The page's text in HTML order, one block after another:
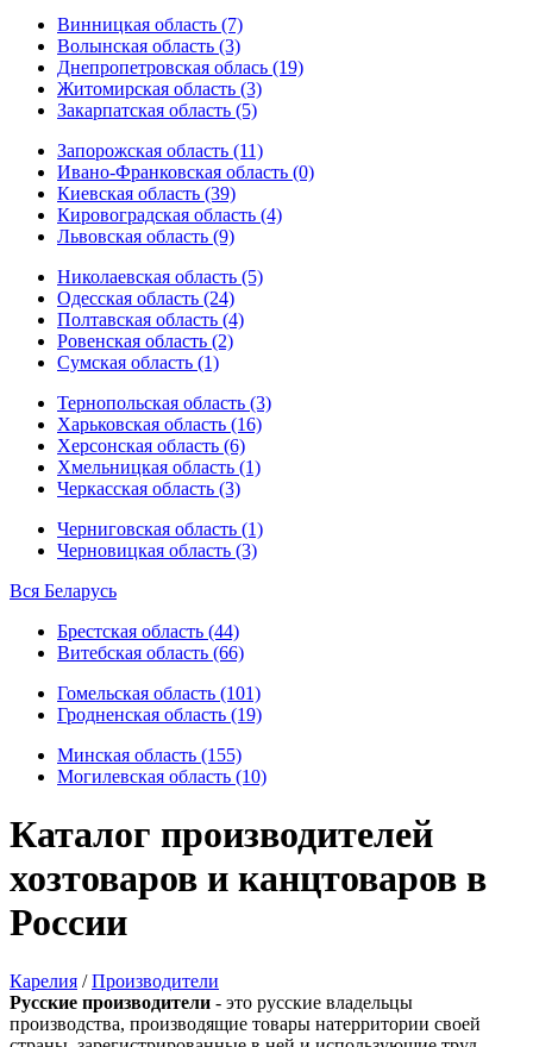
Винницкая область (7)
Волынская область (3)
Днепропетровская облась (19)
Житомирская область (3)
Закарпатская область (5)
Запорожская область (11)
Ивано-Франковская область (0)
Киевская область (39)
Кировоградская область (4)
Львовская область (9)
Николаевская область (5)
Одесская область (24)
Полтавская область (4)
Ровенская область (2)
Сумская область (1)
Тернопольская область (3)
Харьковская область (16)
Херсонская область (6)
Хмельницкая область (1)
Черкасская область (3)
Черниговская область (1)
Черновицкая область (3)
Вся Беларусь
Брестская область (44)
Витебская область (66)
Гомельская область (101)
Гродненская область (19)
Минская область (155)
Могилевская область (10)
Каталог производителей
хозтоваров и канцтоваров в
России
Карелия /Производители
Русские производители - это русские владельцы
производства, производящие товары натерритории своей